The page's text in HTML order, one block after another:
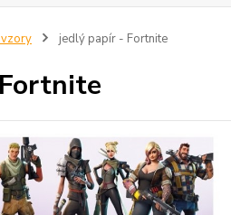
jedlý papír - Fortnite